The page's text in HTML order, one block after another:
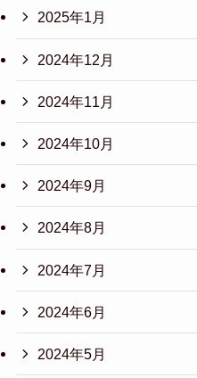
2025年1月
2024年12月
2024年11月
2024年10月
2024年9月
2024年8月
2024年7月
2024年6月
2024年5月